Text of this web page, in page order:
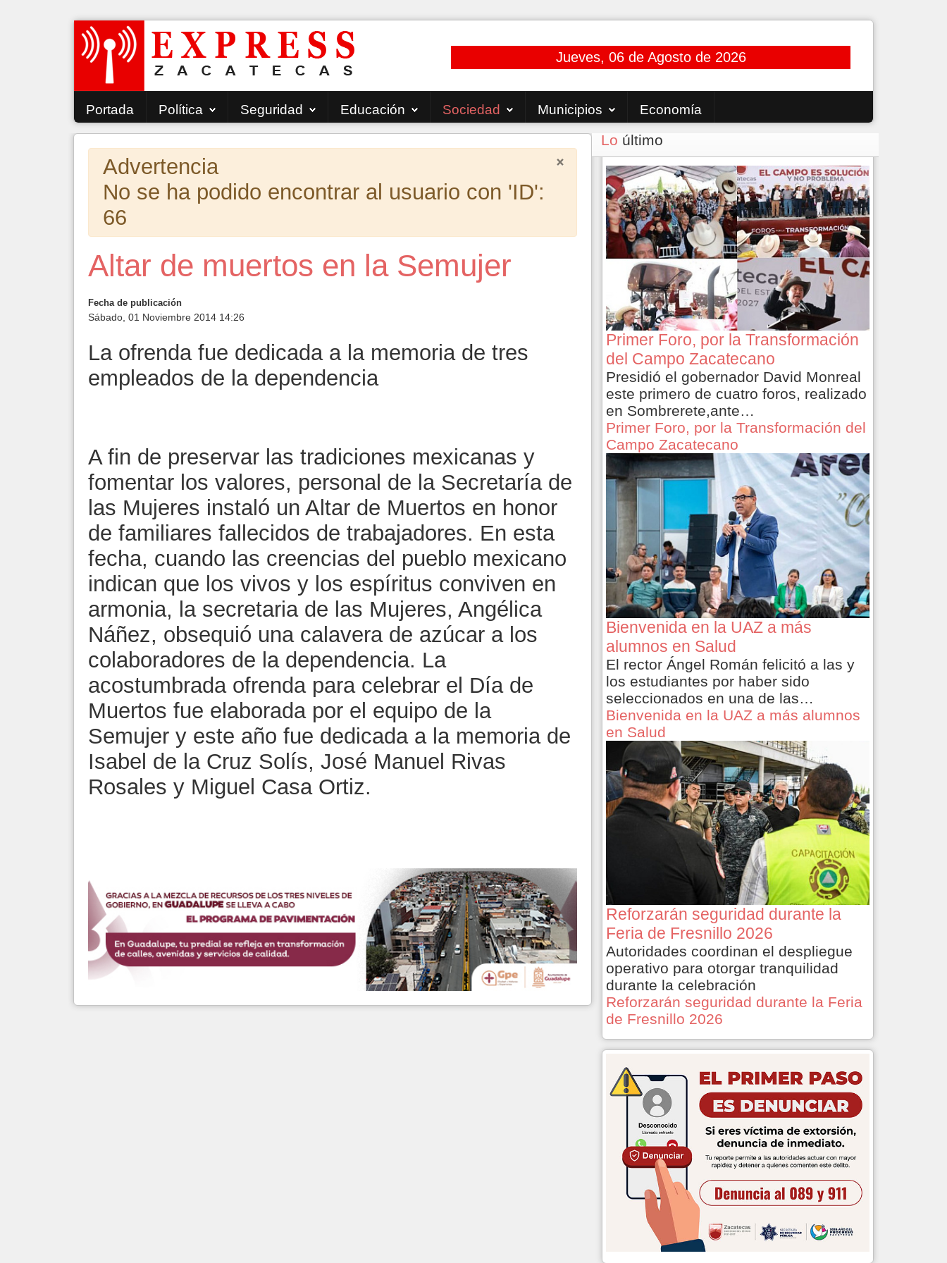
Jueves, 06 de Agosto de 2026
Portada Política Seguridad Educación Sociedad Municipios Economía
×
Advertencia
No se ha podido encontrar al usuario con 'ID':
66
Altar de muertos en la Semujer
Fecha de publicación
Sábado, 01 Noviembre 2014 14:26
La ofrenda fue dedicada a la memoria de tres
empleados de la dependencia
A fin de preservar las tradiciones mexicanas y
fomentar los valores, personal de la Secretaría de
las Mujeres instaló un Altar de Muertos en honor
de familiares fallecidos de trabajadores. En esta
fecha, cuando las creencias del pueblo mexicano
indican que los vivos y los espíritus conviven en
armonia, la secretaria de las Mujeres, Angélica
Náñez, obsequió una calavera de azúcar a los
colaboradores de la dependencia. La
acostumbrada ofrenda para celebrar el Día de
Muertos fue elaborada por el equipo de la
Semujer y este año fue dedicada a la memoria de
Isabel de la Cruz Solís, José Manuel Rivas
Rosales y Miguel Casa Ortiz.
Lo último
Primer Foro, por la Transformación
del Campo Zacatecano
Presidió el gobernador David Monreal
este primero de cuatro foros, realizado
en Sombrerete,ante…
Primer Foro, por la Transformación del
Campo Zacatecano
Bienvenida en la UAZ a más
alumnos en Salud
El rector Ángel Román felicitó a las y
los estudiantes por haber sido
seleccionados en una de las…
Bienvenida en la UAZ a más alumnos
en Salud
Reforzarán seguridad durante la
Feria de Fresnillo 2026
Autoridades coordinan el despliegue
operativo para otorgar tranquilidad
durante la celebración
Reforzarán seguridad durante la Feria
de Fresnillo 2026